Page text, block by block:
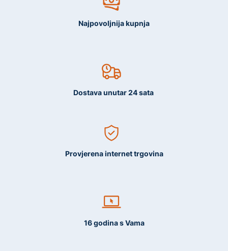
Najpovoljnija kupnja
Dostava unutar 24 sata
Provjerena internet trgovina
16 godina s Vama